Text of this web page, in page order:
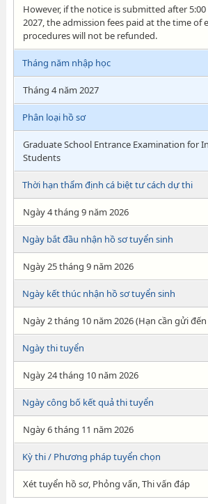
However, if the notice is submitted after
2027, the admission fees paid at the time of
procedures will not be refunded.
Tháng năm nhập học
Tháng 4 năm 2027
Phân loại hồ sơ
Graduate School Entrance Examination for
Students
Thời hạn thẩm định cá biệt tư cách dự thi
Ngày 4 tháng 9 năm 2026
Ngày bắt đầu nhận hồ sơ tuyển sinh
Ngày 25 tháng 9 năm 2026
Ngày kết thúc nhận hồ sơ tuyển sinh
Ngày 2 tháng 10 năm 2026 (Hạn cần gửi
Ngày thi tuyển
Ngày 24 tháng 10 năm 2026
Ngày công bố kết quả thi tuyển
Ngày 6 tháng 11 năm 2026
Kỳ thi / Phương pháp tuyển chọn
Xét tuyển hồ sơ, Phỏng vấn, Thi vấn đáp